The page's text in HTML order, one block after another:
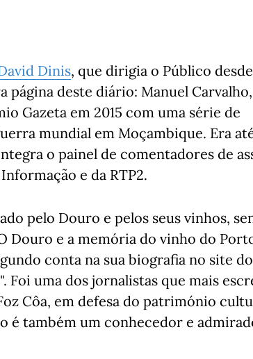
Dinis, que dirigia o Público
deste diário: Manuel Carvalho,
Gazeta em 2015 com uma série de
mundial em Moçambique. Era
o painel de comentadores de
e da RTP2.
pelo Douro e pelos seus vinhos,
Douro e a memória do vinho do
conta na sua biografia no site
Foi uma dos jornalistas que mais
Côa, em defesa do património
é também um conhecedor e